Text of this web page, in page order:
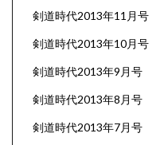
剣道時代2013年11月号
剣道時代2013年10月号
剣道時代2013年9月号
剣道時代2013年8月号
剣道時代2013年7月号